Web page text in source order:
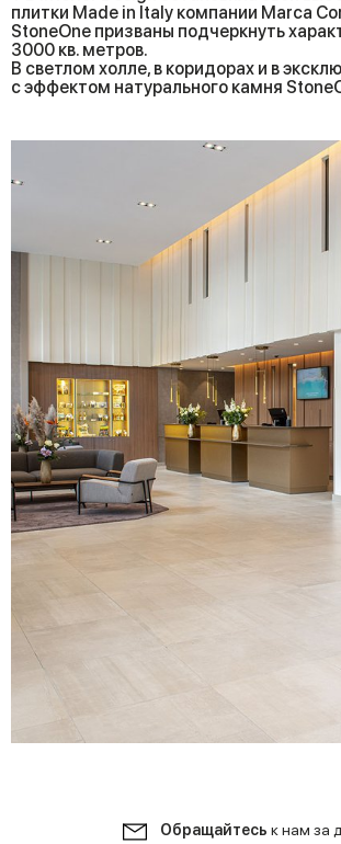
плитки Made in Italy компании Marca
StoneOne призваны подчеркнуть
3000 кв. метров.
В светлом холле, в коридорах и в
с эффектом натурального камня
Обращайтесь к нам за